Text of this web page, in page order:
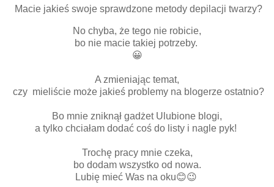
Macie jakieś swoje sprawdzone metody depilacji twarzy?
No chyba, że tego nie robicie,
bo nie macie takiej potrzeby.
😀
A zmieniając temat,
czy mieliście może jakieś problemy na blogerze ostatnio?
Bo mnie zniknął gadżet Ulubione blogi,
a tylko chciałam dodać coś do listy i nagle pyk!
Trochę pracy mnie czeka,
bo dodam wszystko od nowa.
Lubię mieć Was na oku😊😉